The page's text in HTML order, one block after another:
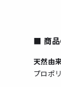
■ 商品
天然由
プロポ